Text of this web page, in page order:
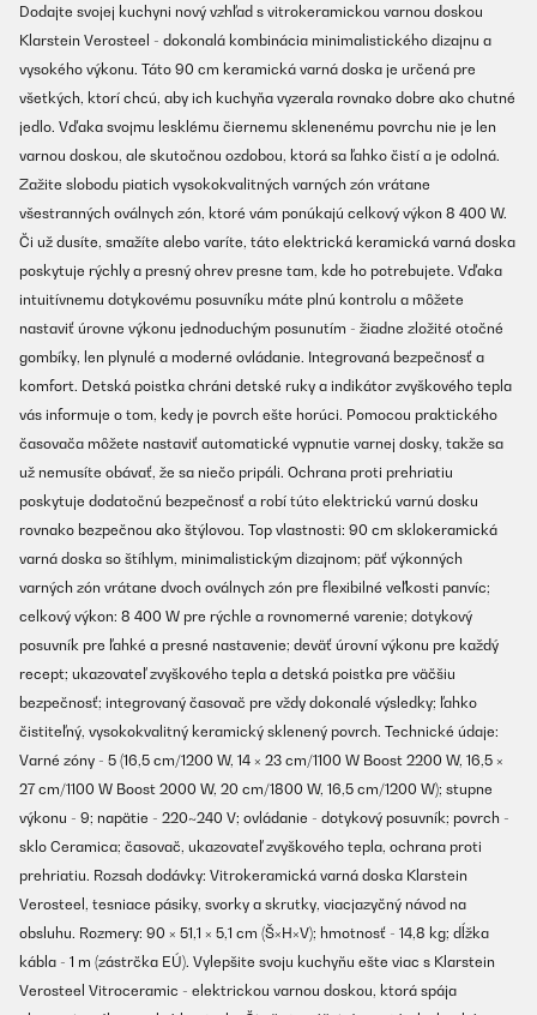
Dodajte svojej kuchyni nový vzhľad s vitrokeramickou varnou doskou
Klarstein Verosteel - dokonalá kombinácia minimalistického dizajnu a
vysokého výkonu. Táto 90 cm keramická varná doska je určená pre
všetkých, ktorí chcú, aby ich kuchyňa vyzerala rovnako dobre ako chutné
jedlo. Vďaka svojmu lesklému čiernemu sklenenému povrchu nie je len
varnou doskou, ale skutočnou ozdobou, ktorá sa ľahko čistí a je odolná.
Zažite slobodu piatich vysokokvalitných varných zón vrátane
všestranných oválnych zón, ktoré vám ponúkajú celkový výkon 8 400 W.
Či už dusíte, smažíte alebo varíte, táto elektrická keramická varná doska
poskytuje rýchly a presný ohrev presne tam, kde ho potrebujete. Vďaka
intuitívnemu dotykovému posuvníku máte plnú kontrolu a môžete
nastaviť úrovne výkonu jednoduchým posunutím - žiadne zložité otočné
gombíky, len plynulé a moderné ovládanie. Integrovaná bezpečnosť a
komfort. Detská poistka chráni detské ruky a indikátor zvyškového tepla
vás informuje o tom, kedy je povrch ešte horúci. Pomocou praktického
časovača môžete nastaviť automatické vypnutie varnej dosky, takže sa
už nemusíte obávať, že sa niečo pripáli. Ochrana proti prehriatiu
poskytuje dodatočnú bezpečnosť a robí túto elektrickú varnú dosku
rovnako bezpečnou ako štýlovou. Top vlastnosti: 90 cm sklokeramická
varná doska so štíhlym, minimalistickým dizajnom; päť výkonných
varných zón vrátane dvoch oválnych zón pre flexibilné veľkosti panvíc;
celkový výkon: 8 400 W pre rýchle a rovnomerné varenie; dotykový
posuvník pre ľahké a presné nastavenie; deväť úrovní výkonu pre každý
recept; ukazovateľ zvyškového tepla a detská poistka pre väčšiu
bezpečnosť; integrovaný časovač pre vždy dokonalé výsledky; ľahko
čistiteľný, vysokokvalitný keramický sklenený povrch. Technické údaje:
Varné zóny - 5 (16,5 cm/1200 W, 14 × 23 cm/1100 W Boost 2200 W, 16,5 ×
27 cm/1100 W Boost 2000 W, 20 cm/1800 W, 16,5 cm/1200 W); stupne
výkonu - 9; napätie - 220~240 V; ovládanie - dotykový posuvník; povrch -
sklo Ceramica; časovač, ukazovateľ zvyškového tepla, ochrana proti
prehriatiu. Rozsah dodávky: Vitrokeramická varná doska Klarstein
Verosteel, tesniace pásiky, svorky a skrutky, viacjazyčný návod na
obsluhu. Rozmery: 90 × 51,1 × 5,1 cm (Š×H×V); hmotnosť - 14,8 kg; dĺžka
kábla - 1 m (zástrčka EÚ). Vylepšite svoju kuchyňu ešte viac s Klarstein
Verosteel Vitroceramic - elektrickou varnou doskou, ktorá spája